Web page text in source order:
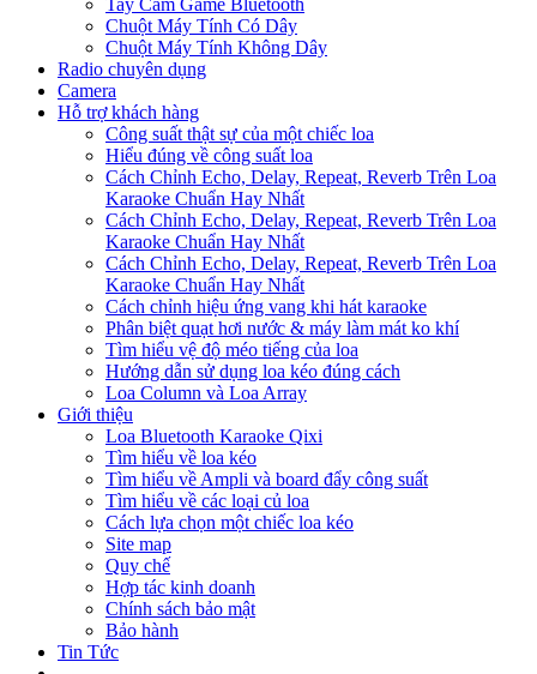
Tay Cầm Game Bluetooth
Chuột Máy Tính Có Dây
Chuột Máy Tính Không Dây
Radio chuyên dụng
Camera
Hỗ trợ khách hàng
Công suất thật sự của một chiếc loa
Hiểu đúng về công suất loa
Cách Chỉnh Echo, Delay, Repeat, Reverb Trên Loa
Karaoke Chuẩn Hay Nhất
Cách Chỉnh Echo, Delay, Repeat, Reverb Trên Loa
Karaoke Chuẩn Hay Nhất
Cách Chỉnh Echo, Delay, Repeat, Reverb Trên Loa
Karaoke Chuẩn Hay Nhất
Cách chỉnh hiệu ứng vang khi hát karaoke
Phân biệt quạt hơi nước & máy làm mát ko khí
Tìm hiểu vệ độ méo tiếng của loa
Hướng dẫn sử dụng loa kéo đúng cách
Loa Column và Loa Array
Giới thiệu
Loa Bluetooth Karaoke Qixi
Tìm hiểu về loa kéo
Tìm hiểu về Ampli và board đẩy công suất
Tìm hiểu về các loại củ loa
Cách lựa chọn một chiếc loa kéo
Site map
Quy chế
Hợp tác kinh doanh
Chính sách bảo mật
Bảo hành
Tin Tức